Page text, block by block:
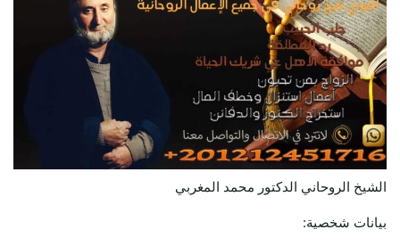
الشيخ الروحاني الدكتور محمد المغربي
بيانات شخصية: